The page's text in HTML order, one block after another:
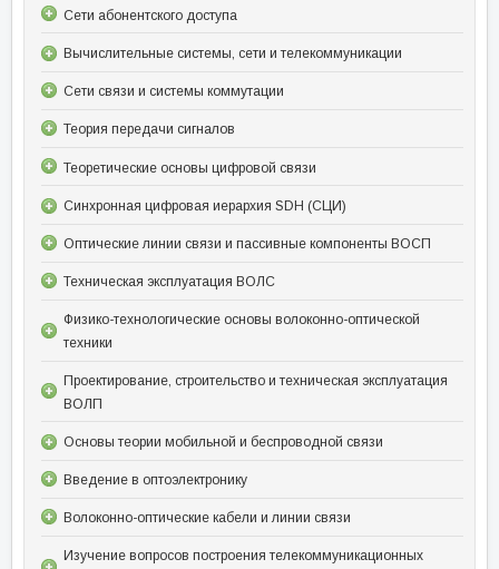
Сети абонентского доступа
Вычислительные системы, сети и телекоммуникации
Сети связи и системы коммутации
Теория передачи сигналов
Теоретические основы цифровой связи
Синхронная цифровая иерархия SDH (СЦИ)
Оптические линии связи и пассивные компоненты ВОСП
Техническая эксплуатация ВОЛС
Физико-технологические основы волоконно-оптической
техники
Проектирование, строительство и техническая эксплуатация
ВОЛП
Основы теории мобильной и беспроводной связи
Введение в оптоэлектронику
Волоконно-оптические кабели и линии связи
Изучение вопросов построения телекоммуникационных